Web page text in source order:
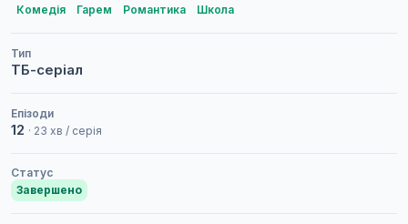
Комедія
Гарем Романтика Школа
Тип
ТБ-серіал
Епізоди
12 · 23 хв / серія
Статус
Завершено